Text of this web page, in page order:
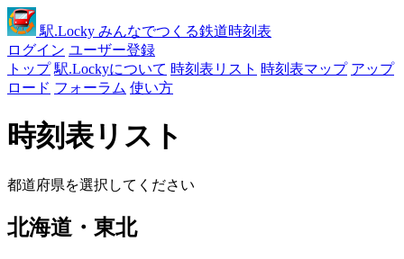
駅.Locky みんなでつくる鉄道時刻表
ログイン ユーザー登録
トップ 駅.Lockyについて 時刻表リスト 時刻表マップ アップ
ロード フォーラム 使い方
時刻表リスト
都道府県を選択してください
北海道・東北